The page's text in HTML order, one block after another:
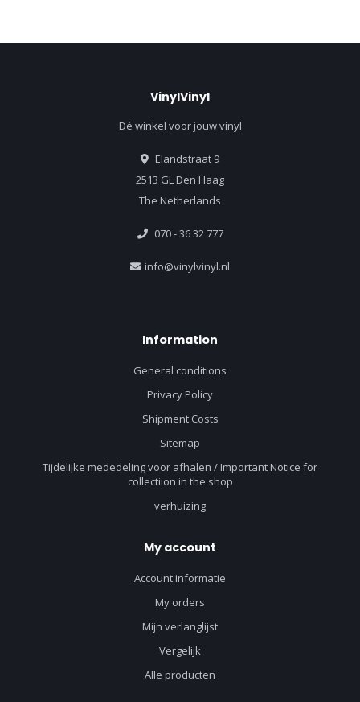
VinylVinyl
Dé winkel voor jouw vinyl
Elandstraat 9
2513 GL Den Haag
The Netherlands
070 - 36 32 777
info@vinylvinyl.nl
Information
General conditions
Privacy Policy
Shipment Costs
Sitemap
Tijdelijke mededeling voor afhalen / Important Notice for
collectiion in the shop
verhuizing
My account
Account informatie
My orders
Mijn verlanglijst
Vergelijk
Alle producten